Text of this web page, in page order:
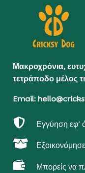
Μακροχρόνια,
τετράποδο μέλος
Email:
 Εγγύηση εφ’

 Μπορείς να